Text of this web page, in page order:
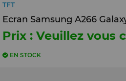
TFT
Ecran Samsung A266
Prix : Veuillez vous
EN STOCK